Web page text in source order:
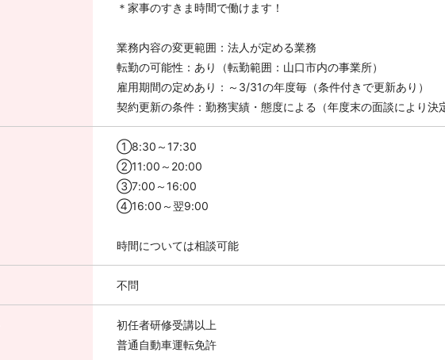
＊家事のすきま時間で働けます！
業務内容の変更範囲：法人が定める業務
転勤の可能性：あり（転勤範囲：山口市内の事業所）
雇用期間の定めあり：～3/31の年度毎（条件付きで更新あり）
契約更新の条件：勤務実績・態度による（年度末の面談により決
①8:30～17:30
②11:00～20:00
③7:00～16:00
④16:00～翌9:00
時間については相談可能
不問
初任者研修受講以上
普通自動車運転免許